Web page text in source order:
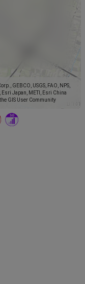
GEBCO, USGS, FAO, NPS,
Esri Japan, METI, Esri China
GIS User Community